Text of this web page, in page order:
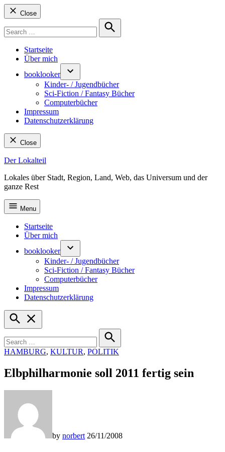
Close
for:
Search
Startseite
Über mich
booklooker
Kinder- / Jugendbücher
Sci-Fiction / Fantasy Bücher
Computerbücher
Impressum
Datenschutzerklärung
Close
Skip
content
Der Lokalteil
Lokales über Stadt, Region, Land, Web, das Universum und der
ganze Rest
Menu
Startseite
Über mich
booklooker
Kinder- / Jugendbücher
Sci-Fiction / Fantasy Bücher
Computerbücher
Impressum
Datenschutzerklärung
Open
Search
for:
Search
POSTED
HAMBURG, KULTUR, POLITIK
Elbphilharmonie soll 2011 fertig sein
by norbert 26/11/2008